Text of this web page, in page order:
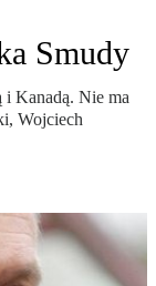
Smudy
i Kanadą. Nie ma
Wojciech